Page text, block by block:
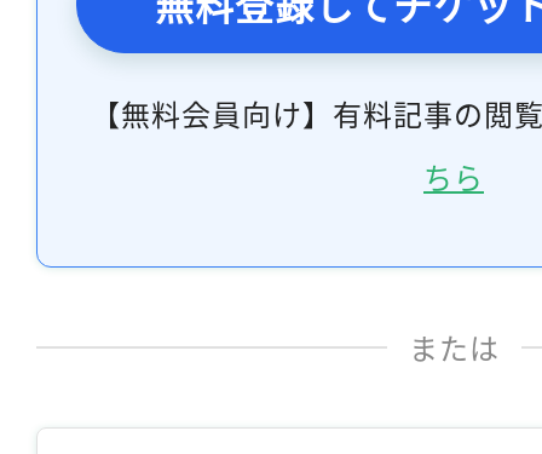
【無料会員向け】有料記事の閲
ちら
または